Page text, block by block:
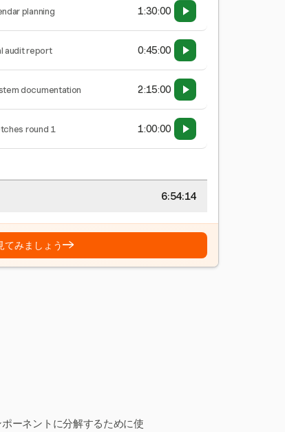
planning 1:30:00
audit report 0:45:00
documentation 2:15:00
round 1 1:00:00
6:54:15
てみましょう→
ーネントに分解するために使